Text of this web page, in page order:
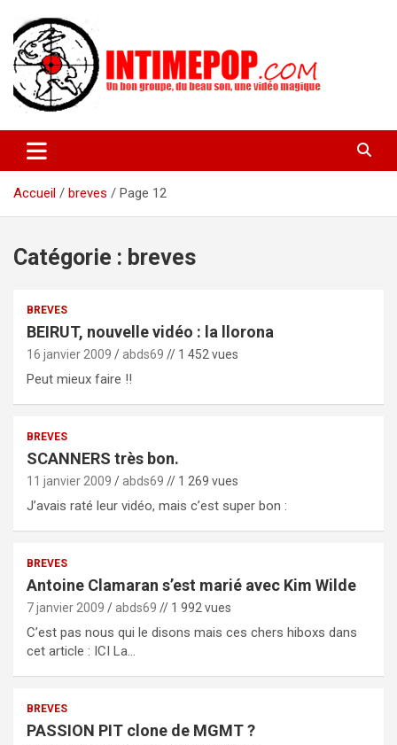
contenu
intimepop.com
actuelles pop rock, post-rock, indé sur Lyon. rock pop concert
lyon
Accueil
breves Page 12
Catégorie : breves
BREVES
BEIRUT, nouvelle vidéo : la llorona
16 janvier 2009 abds69 // 1 452 vues
Peut mieux faire !!
BREVES
SCANNERS très bon.
11 janvier 2009 abds69 // 1 269 vues
J’avais raté leur vidéo, mais c’est super bon :
BREVES
Antoine Clamaran s’est marié avec Kim Wilde
7 janvier 2009 abds69 // 1 992 vues
C’est pas nous qui le disons mais ces chers hiboxs dans
cet article : ICI La…
BREVES
PASSION PIT clone de MGMT ?